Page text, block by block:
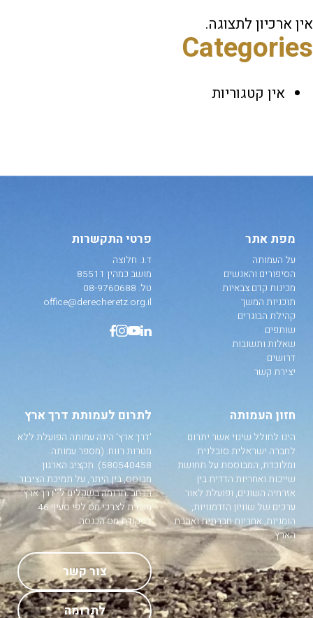
אין ארכיון לתצוגה.
Categories
אין קטגוריות
מפת אתר
על העמותה
הסיפורים והאנשים
מכינות קדם צבאיות
תוכניות המשך
קהילת הבוגרים
שותפים
שאלות ותשובות
דרושים
יצירת קשר
פרטי התקשרות
ד.נ. חלוצה
מושב כמהין 85511
טל. 08-9760688
office@derecheretz.org.il
חזון העמותה
הינו לחולל שינוי אשר יתרום
לחברה ישראלית סובלנית
ומלוכדת, המבוססת על תחושת
שייכות ואחריות הדדית בין
אזרחיה השונים, ופועלת לאור
ערכים של שוויון הזדמנויות,
הומניות, אחריות חברתית ואהבת
הארץ.
לתרום לעמותת דרך ארץ
'דרך ארץ' הינה עמותה הפועלת ללא
מטרות רווח. (מספר עמותה:
580540458). תקציב הארגון
מבוסס, בין היתר, על תמיכת הציבור
הרחב .תרומה בשקלים ל-'דרך ארץ'
מוכרת לצרכי מס לפי סעיף 46
לפקודת מס הכנסה.
צור קשר
לתרומה